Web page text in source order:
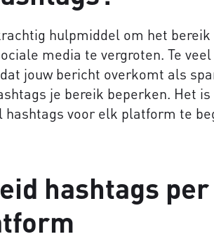
hulpmiddel om het
media te vergroten. Te
jouw bericht overkomt als
je bereik beperken. Het
voor elk platform te
hashtags